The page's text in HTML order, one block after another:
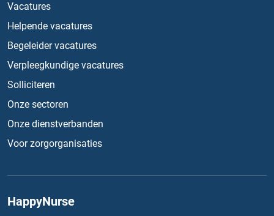
Vacatures
Helpende vacatures
Begeleider vacatures
Verpleegkundige vacatures
Solliciteren
Onze sectoren
Onze dienstverbanden
Voor zorgorganisaties
HappyNurse